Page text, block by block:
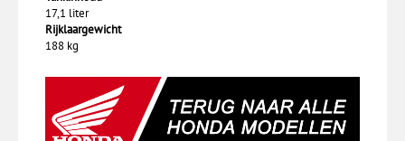
17,1 liter
Rijklaargewicht
188 kg